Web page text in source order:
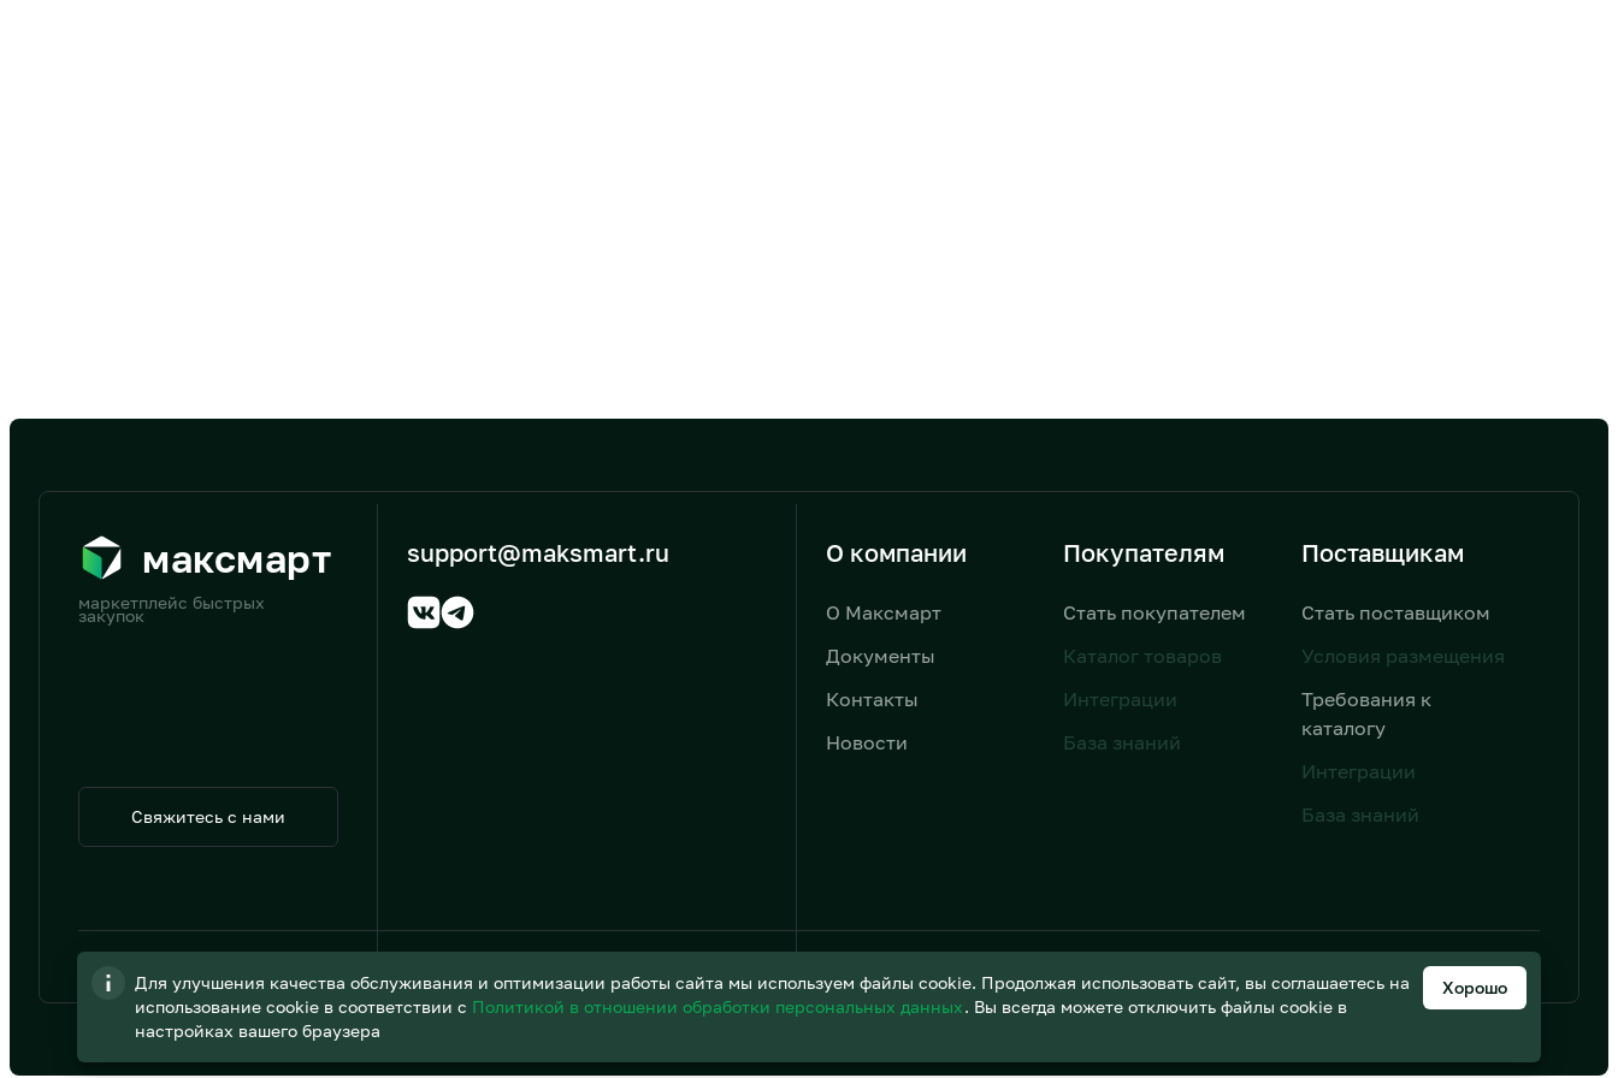
максмарт
маркетплейс быстрых
закупок
Свяжитесь с нами
support@maksmart.ru О компании
О Максмарт
Документы
Контакты
Новости
Покупателям
Стать покупателем
Каталог товаров
Интеграции
База знаний
Поставщикам
Стать поставщиком
Условия размещения
Требования к
каталогу
Интеграции
База знаний
Дизайн от AIC
Для улучшения качества обслуживания и оптимизации работы сайта мы используем файлы cookie. Продолжая использовать сайт, вы соглашаетесь на
использование cookie в соответствии с Политикой в отношении обработки персональных данных. Вы всегда можете отключить файлы cookie в
настройках вашего браузера
Хорошо